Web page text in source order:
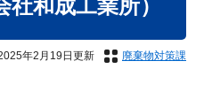
和成工業所）
年2月19日更新 廃棄物対策課